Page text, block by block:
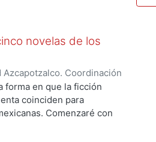
novelas de los
Coordinación
Itzel
forma en que la ficción
coinciden para
Comenzaré con